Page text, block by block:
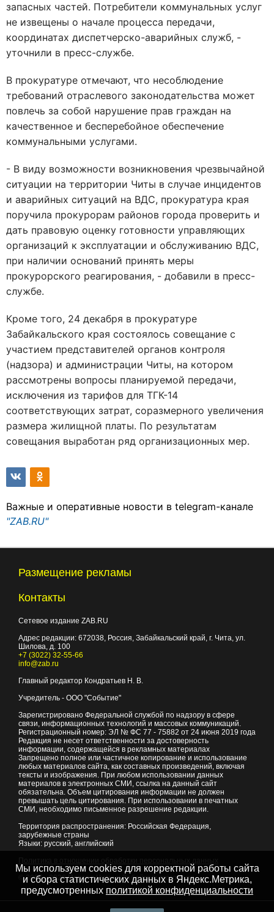
запасных частей. Потребители коммунальных услуг
не извещены о начале процесса передачи,
координатах диспетчерско-аварийных служб, -
уточнили в пресс-службе.
В прокуратуре отмечают, что несоблюдение
требований отраслевого законодательства может
повлечь за собой нарушение прав граждан на
качественное и бесперебойное обеспечение
коммунальными услугами.
- В виду возможности возникновения чрезвычайной
ситуации на территории Читы в случае инцидентов
и аварийных ситуаций на ВДС, прокуратура края
поручила прокурорам районов города проверить и
дать правовую оценку готовности управляющих
организаций к эксплуатации и обслуживанию ВДС,
при наличии оснований принять меры
прокурорского реагирования, - добавили в пресс-
службе.
Кроме того, 24 декабря в прокуратуре
Забайкальского края состоялось совещание с
участием представителей органов контроля
(надзора) и администрации Читы, на котором
рассмотрены вопросы планируемой передачи,
исключения из тарифов для ТГК-14
соответствующих затрат, соразмерного увеличения
размера жилищной платы. По результатам
совещания выработан ряд организационных мер.
Важные и оперативные новости в telegram-канале
"ZAB.RU"
Размещение рекламы
Контакты
Сетевое издание ZAB.RU
Адрес редакции: 672038, Россия, Забайкальский край, г. Чита, ул.
Шилова, д. 100
+7 (3022) 32-55-66
info@zab.ru
Главный редактор Кондратьев Н. В.
Учредитель - ООО "Событие"
Зарегистрировано Федеральной службой по надзору в сфере
связи, информационных технологий и массовых коммуникаций.
Регистрационный номер: ЭЛ № ФС 77 - 75882 от 24 июня 2019 года
Редакция не несет ответственности за достоверность
информации, содержащейся в рекламных материалах
Запрещено полное или частичное копирование и использование
любых материалов сайта, как составных произведений, включая
тексты и изображения. При любом использовании данных
материалов в электронных СМИ, ссылка на данный сайт
обязательна. Объем цитирования информации не должен
превышать цель цитирования. При использовании в печатных
СМИ, необходимо письменное разрешение редакции.
Территория распространения: Российская Федерация,
зарубежные страны
Языки: русский, английский
© 2007 - 2026Портал Читы и Забайкальского края
Мы используем cookies для корректной работы сайта
и сбора статистических данных в Яндекс.Метрика,
предусмотренных политикой конфиденциальности